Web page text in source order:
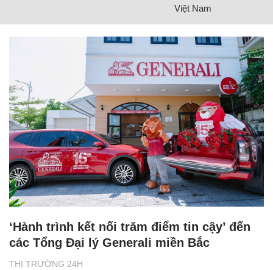
Việt Nam
THỊ TRƯỜNG 24H
‘Hành trình kết nối trăm điểm tin cậy’ đến
các Tổng Đại lý Generali miền Bắc